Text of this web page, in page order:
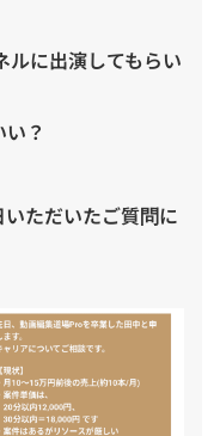
ルに出演してもらい
？
ただいたご質問に